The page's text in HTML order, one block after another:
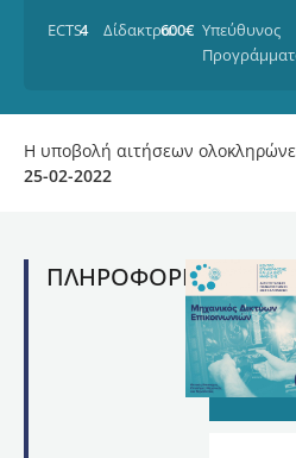
ECTS:4 Δίδακτρα:600€ Υπεύθυνος
Η υποβολή αιτήσεων
25-02-2022
ΠΛΗΡΟΦΟΡΙΕΣ